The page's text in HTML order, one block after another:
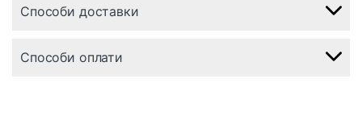
Способи доставки
Способи оплати